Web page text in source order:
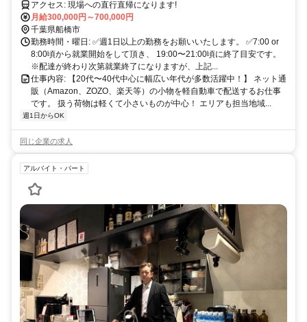
アクセス: 現場への直行直帰になります!
月給300,000円～700,000円
千葉県船橋市
勤務時間・曜日: ✅週1日以上の勤務をお願いいたします。 ✅7:00 or
8:00頃から就業開始をして頂き、 19:00〜21:00頃に終了目安です。
※配達が終わり次第就業終了になりますが、上記...
仕事内容: 【20代〜40代中心に幅広い年代が多数活躍中！】 ネット通
販（Amazon、ZOZO、楽天等）の小物を軽自動車で配送するお仕事
です。 扱う荷物は軽くて小さいものが中心！ エリアも担当地域...
週1日からOK
同じ企業の求人
アルバイト・パート